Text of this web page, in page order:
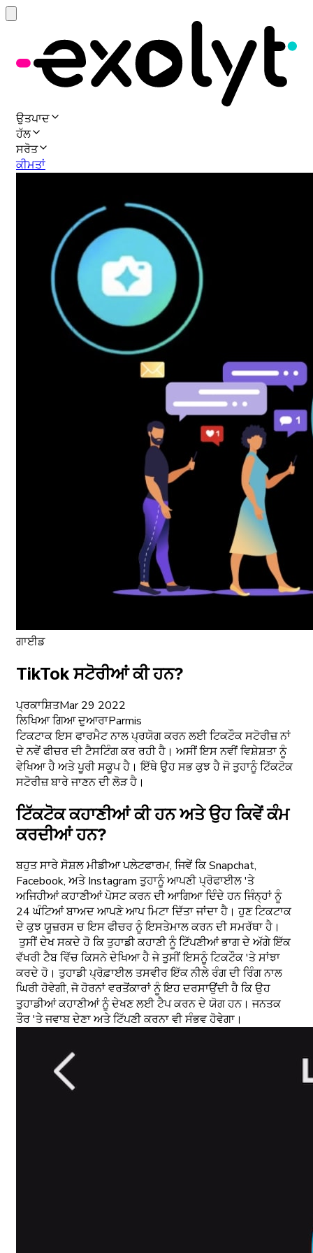
ਉਤਪਾਦ
ਹੱਲ
ਸਰੋਤ
ਕੀਮਤਾਂ
ਗਾਈਡ
TikTok ਸਟੋਰੀਆਂ ਕੀ ਹਨ?
ਪ੍ਰਕਾਸ਼ਿਤMar 29 2022
ਲਿਖਿਆ ਗਿਆ ਦੁਆਰਾParmis
ਟਿਕਟਾਕ ਇਸ ਫਾਰਮੈਟ ਨਾਲ ਪ੍ਰਯੋਗ ਕਰਨ ਲਈ ਟਿਕਟੌਕ ਸਟੋਰੀਜ਼ ਨਾਂ
ਦੇ ਨਵੇਂ ਫੀਚਰ ਦੀ ਟੈਸਟਿੰਗ ਕਰ ਰਹੀ ਹੈ। ਅਸੀਂ ਇਸ ਨਵੀਂ ਵਿਸ਼ੇਸ਼ਤਾ ਨੂੰ
ਵੇਖਿਆ ਹੈ ਅਤੇ ਪੂਰੀ ਸਕੂਪ ਹੈ। ਇੱਥੇ ਉਹ ਸਭ ਕੁਝ ਹੈ ਜੋ ਤੁਹਾਨੂੰ ਟਿੱਕਟੋਕ
ਸਟੋਰੀਜ਼ ਬਾਰੇ ਜਾਣਨ ਦੀ ਲੋੜ ਹੈ।
ਟਿੱਕਟੋਕ ਕਹਾਣੀਆਂ ਕੀ ਹਨ ਅਤੇ ਉਹ ਕਿਵੇਂ ਕੰਮ
ਕਰਦੀਆਂ ਹਨ?
ਬਹੁਤ ਸਾਰੇ ਸੋਸ਼ਲ ਮੀਡੀਆ ਪਲੇਟਫਾਰਮ, ਜਿਵੇਂ ਕਿ Snapchat,
Facebook, ਅਤੇ Instagram ਤੁਹਾਨੂੰ ਆਪਣੀ ਪ੍ਰੋਫਾਈਲ 'ਤੇ
ਅਜਿਹੀਆਂ ਕਹਾਣੀਆਂ ਪੋਸਟ ਕਰਨ ਦੀ ਆਗਿਆ ਦਿੰਦੇ ਹਨ ਜਿੰਨ੍ਹਾਂ ਨੂੰ
24 ਘੰਟਿਆਂ ਬਾਅਦ ਆਪਣੇ ਆਪ ਮਿਟਾ ਦਿੱਤਾ ਜਾਂਦਾ ਹੈ। ਹੁਣ ਟਿਕਟਾਕ
ਦੇ ਕੁਝ ਯੂਜ਼ਰਸ ਚ ਇਸ ਫੀਚਰ ਨੂੰ ਇਸਤੇਮਾਲ ਕਰਨ ਦੀ ਸਮਰੱਥਾ ਹੈ।
ਤੁਸੀਂ ਦੇਖ ਸਕਦੇ ਹੋ ਕਿ ਤੁਹਾਡੀ ਕਹਾਣੀ ਨੂੰ ਟਿੱਪਣੀਆਂ ਭਾਗ ਦੇ ਅੱਗੇ ਇੱਕ
ਵੱਖਰੀ ਟੈਬ ਵਿੱਚ ਕਿਸਨੇ ਦੇਖਿਆ ਹੈ ਜੇ ਤੁਸੀਂ ਇਸਨੂੰ ਟਿਕਟੌਕ 'ਤੇ ਸਾਂਝਾ
ਕਰਦੇ ਹੋ। ਤੁਹਾਡੀ ਪ੍ਰੋਫ਼ਾਈਲ ਤਸਵੀਰ ਇੱਕ ਨੀਲੇ ਰੰਗ ਦੀ ਰਿੰਗ ਨਾਲ
ਘਿਰੀ ਹੋਵੇਗੀ, ਜੋ ਹੋਰਨਾਂ ਵਰਤੋਂਕਾਰਾਂ ਨੂੰ ਇਹ ਦਰਸਾਉਂਦੀ ਹੈ ਕਿ ਉਹ
ਤੁਹਾਡੀਆਂ ਕਹਾਣੀਆਂ ਨੂੰ ਦੇਖਣ ਲਈ ਟੈਪ ਕਰਨ ਦੇ ਯੋਗ ਹਨ। ਜਨਤਕ
ਤੌਰ 'ਤੇ ਜਵਾਬ ਦੇਣਾ ਅਤੇ ਟਿੱਪਣੀ ਕਰਨਾ ਵੀ ਸੰਭਵ ਹੋਵੇਗਾ।